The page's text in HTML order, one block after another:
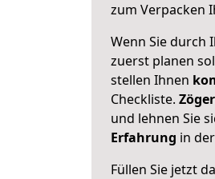
zum Verpacken
Wenn Sie durch
zuerst planen
stellen Ihnen
Checkliste.
und lehnen Sie
Erfahrung in
Füllen Sie jetzt